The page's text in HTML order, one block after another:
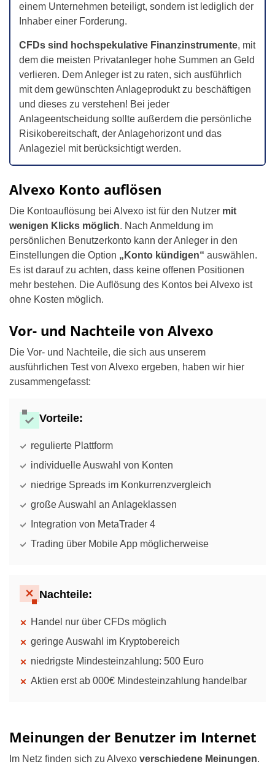
einem Unternehmen beteiligt, sondern ist lediglich der
Inhaber einer Forderung.
CFDs sind hochspekulative Finanzinstrumente, mit
dem die meisten Privatanleger hohe Summen an Geld
verlieren. Dem Anleger ist zu raten, sich ausführlich
mit dem gewünschten Anlageprodukt zu beschäftigen
und dieses zu verstehen! Bei jeder
Anlageentscheidung sollte außerdem die persönliche
Risikobereitschaft, der Anlagehorizont und das
Anlageziel mit berücksichtigt werden.
Alvexo Konto auflösen
Die Kontoauflösung bei Alvexo ist für den Nutzer mit
wenigen Klicks möglich. Nach Anmeldung im
persönlichen Benutzerkonto kann der Anleger in den
Einstellungen die Option „Konto kündigen“ auswählen.
Es ist darauf zu achten, dass keine offenen Positionen
mehr bestehen. Die Auflösung des Kontos bei Alvexo ist
ohne Kosten möglich.
Vor- und Nachteile von Alvexo
Die Vor- und Nachteile, die sich aus unserem
ausführlichen Test von Alvexo ergeben, haben wir hier
zusammengefasst:
Vorteile:
regulierte Plattform
individuelle Auswahl von Konten
niedrige Spreads im Konkurrenzvergleich
große Auswahl an Anlageklassen
Integration von MetaTrader 4
Trading über Mobile App möglicherweise
Nachteile:
Handel nur über CFDs möglich
geringe Auswahl im Kryptobereich
niedrigste Mindesteinzahlung: 500 Euro
Aktien erst ab 000€ Mindesteinzahlung handelbar
Meinungen der Benutzer im Internet
Im Netz finden sich zu Alvexo verschiedene Meinungen.